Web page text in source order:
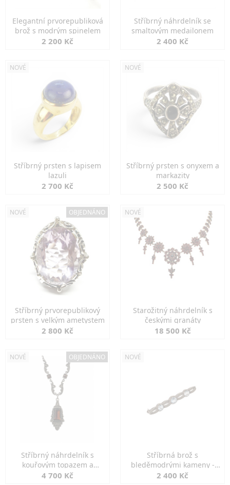
Elegantní prvorepubliková
brož s modrým spinelem
2 200 Kč
Stříbrný náhrdelník se
smaltovým medailonem
2 400 Kč
NOVÉ
Stříbrný prsten s lapisem
lazuli
2 700 Kč
NOVÉ
Stříbrný prsten s onyxem a
markazity
2 500 Kč
NOVÉ OBJEDNÁNO
Stříbrný prvorepublikový
prsten s velkým ametystem
2 800 Kč
NOVÉ
Starožitný náhrdelník s
českými granáty
18 500 Kč
NOVÉ OBJEDNÁNO
Stříbrný náhrdelník s
kouřovým topazem a
markazity
4 700 Kč
NOVÉ
Stříbrná brož s
bleděmodrými kameny -
jemná elegance
2 400 Kč